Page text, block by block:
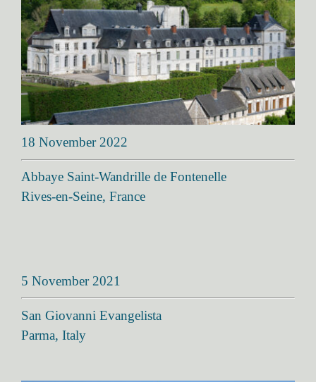
18 November 2022
Abbaye Saint-Wandrille de Fontenelle
Rives-en-Seine, France
5 November 2021
San Giovanni Evangelista
Parma, Italy